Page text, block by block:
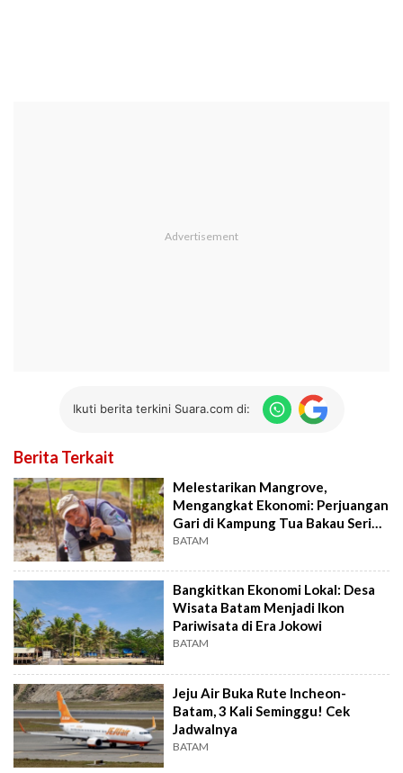
Ikuti berita terkini Suara.com di:
Berita Terkait
Melestarikan Mangrove,
Mengangkat Ekonomi: Perjuangan
Gari di Kampung Tua Bakau Serip,
Desa Binaan Astra
BATAM
Bangkitkan Ekonomi Lokal: Desa
Wisata Batam Menjadi Ikon
Pariwisata di Era Jokowi
BATAM
Jeju Air Buka Rute Incheon-
Batam, 3 Kali Seminggu! Cek
Jadwalnya
BATAM